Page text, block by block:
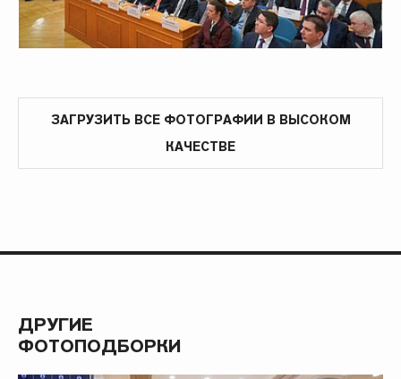
ЗАГРУЗИТЬ ВСЕ ФОТОГРАФИИ В ВЫСОКОМ
КАЧЕСТВЕ
ДРУГИЕ
ФОТОПОДБОРКИ